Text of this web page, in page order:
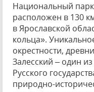
Национальный
расположен в 130
в Ярославской
кольца».
окрестности,
Залесский – один
Русского
природно-